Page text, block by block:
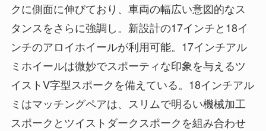
クに側面に伸びており、車両の幅広い意図的なス
タンスをさらに強調し。新設計の17インチと18イ
ンチのアロイホイールが利用可能。17インチアル
ミホイールは微妙でスポーティな印象を与えるツ
イストV字型スポークを備えている。18インチアル
ミはマッチングペアは、スリムで明るい機械加工
スポークとツイストダークスポークを組み合わせ